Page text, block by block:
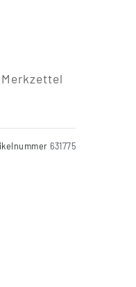
631775